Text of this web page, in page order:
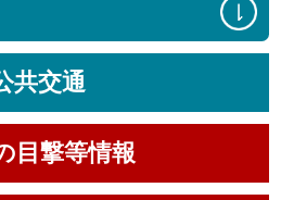
共交通
目撃等情報